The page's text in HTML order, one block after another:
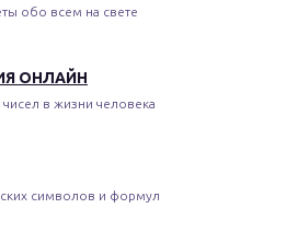
обо всем на свете
ОНЛАЙН
в жизни человека
символов и формул